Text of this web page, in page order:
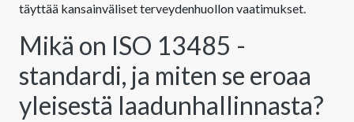
täyttää kansainväliset terveydenhuollon vaatimukset.
Mikä on ISO 13485 -
standardi, ja miten se eroaa
yleisestä laadunhallinnasta?